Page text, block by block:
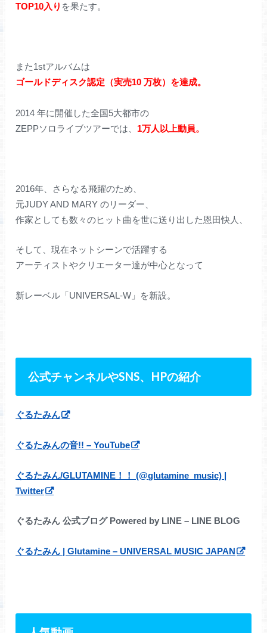
TOP10入り を果たす。
また1stアルバムは
ゴールドディスク認定（実売10 万枚）を達成。
2014 年に開催した全国5大都市の
ZEPPソロライブツアーでは、 1万人以上動員。
2016年、さらなる飛躍のため、
元JUDY AND MARY のリーダー、
作家としても数々のヒット曲を世に送り出した恩田快人、
そして、現在ネットシーンで活躍する
アーティストやクリエーター達が中心となって
新レーベル「UNIVERSAL-W」を新設。
公式チャンネルやSNS、 HPの紹介
ぐるたみん
ぐるたみんの音!! – YouTube
ぐるたみん/GLUTAMINE！！ (@glutamine_music) |
Twitter
ぐるたみん 公式ブログ Powered by LINE – LINE BLOG
ぐるたみん | Glutamine – UNIVERSAL MUSIC JAPAN